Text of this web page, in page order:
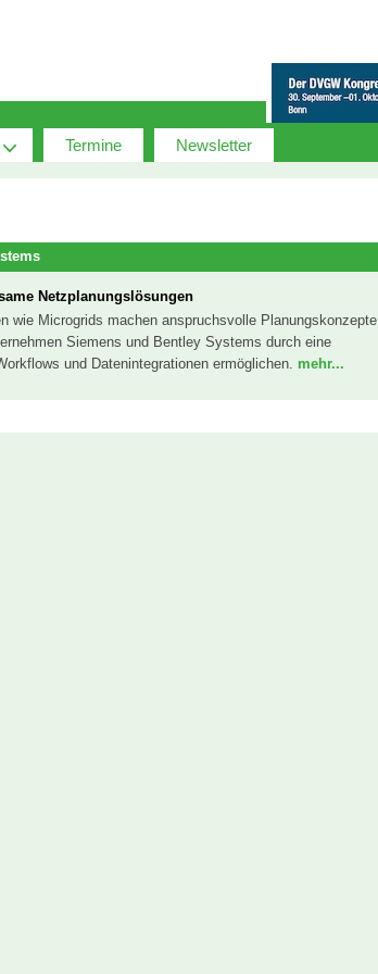
Termine Newsletter
Netzplanungslösungen
wie Microgrids machen anspruchsvolle Planungskonzepte
Siemens und Bentley Systems durch eine
und Datenintegrationen ermöglichen. mehr...